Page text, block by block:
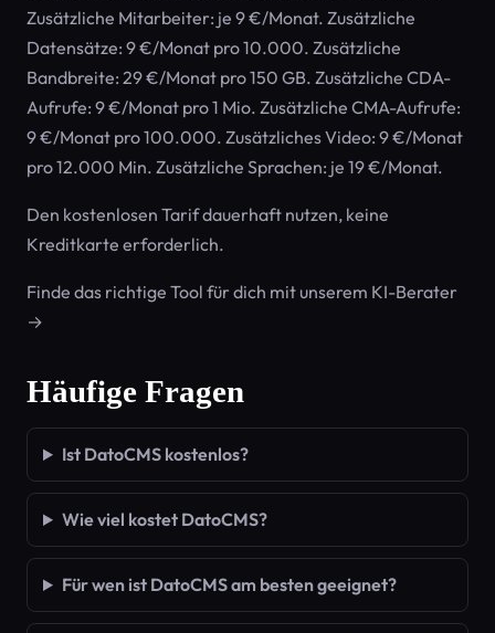
Zusätzliche Mitarbeiter: je 9 €/Monat. Zusätzliche
Datensätze: 9 €/Monat pro 10.000. Zusätzliche
Bandbreite: 29 €/Monat pro 150 GB. Zusätzliche CDA-
Aufrufe: 9 €/Monat pro 1 Mio. Zusätzliche CMA-Aufrufe:
9 €/Monat pro 100.000. Zusätzliches Video: 9 €/Monat
pro 12.000 Min. Zusätzliche Sprachen: je 19 €/Monat.
Den kostenlosen Tarif dauerhaft nutzen, keine
Kreditkarte erforderlich.
Finde das richtige Tool für dich mit unserem KI-Berater
→
Häufige Fragen
Ist DatoCMS kostenlos?
Wie viel kostet DatoCMS?
Für wen ist DatoCMS am besten geeignet?